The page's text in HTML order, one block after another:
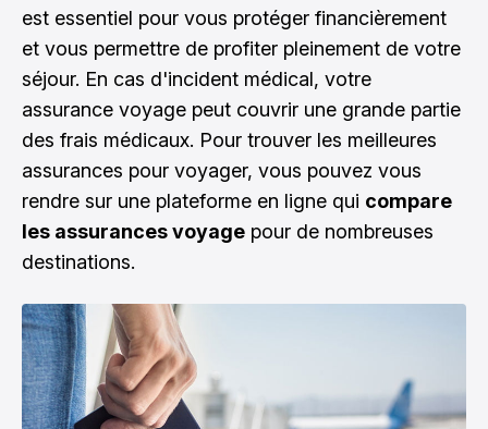
est essentiel pour vous protéger financièrement
et vous permettre de profiter pleinement de votre
séjour. En cas d'incident médical, votre
assurance voyage peut couvrir une grande partie
des frais médicaux. Pour trouver les meilleures
assurances pour voyager, vous pouvez vous
rendre sur une plateforme en ligne qui compare
les assurances voyage pour de nombreuses
destinations.